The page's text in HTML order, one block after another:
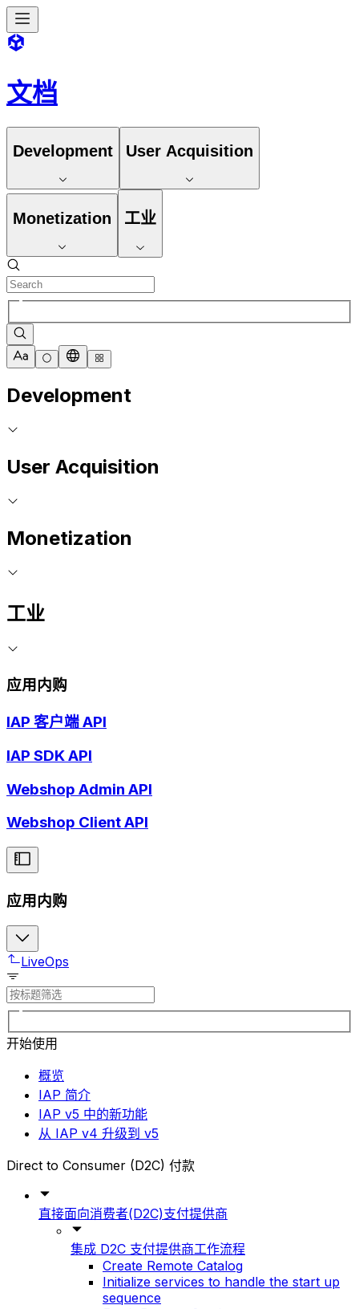
文档
Development User Acquisition
Monetization 工业
Development
User Acquisition
Monetization
工业
应用内购
IAP 客户端 API
IAP SDK API
Webshop Admin API
Webshop Client API
应用内购
LiveOps
开始使用
概览
IAP 简介
IAP v5 中的新功能
从 IAP v4 升级到 v5
Direct to Consumer (D2C) 付款
直接面向消费者(D2C)支付提供商
集成 D2C 支付提供商工作流程
Create Remote Catalog
Initialize services to handle the start up
sequence